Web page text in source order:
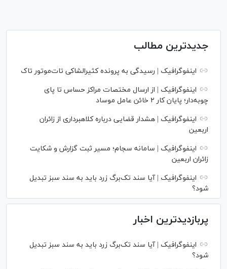
جدیدترین مطالب
اینفوگرافیک | رسیدگی به پرونده کثیرالشاکی تات‌موتور تاک
اینفوگرافیک | از ارسال مختصات مراکز حساس تا پای
چوبه‌دار؛ پایان کار ۲ خائن عامل موساد
اینفوگرافیک | هشدار قضایی درباره کلاهبرداری از زائران
اربعین
اینفوگرافیک | سامانه سجام؛ مسیر ثبت گزارش و شکایت
زائران اربعین
اینفوگرافیک | آیا سند تک‌برگ زرد باید به سند سبز تبدیل
شود؟
پربازدیدترین اخبار
اینفوگرافیک | آیا سند تک‌برگ زرد باید به سند سبز تبدیل
شود؟